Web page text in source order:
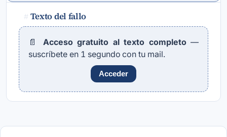
# Texto del fallo
📄 Acceso gratuito al texto completo—
suscríbete en 1 segundo con tu mail.
Acceder